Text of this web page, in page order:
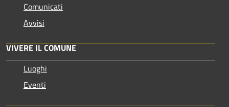
Comunicati
Avvisi
VIVERE IL COMUNE
Luoghi
Eventi